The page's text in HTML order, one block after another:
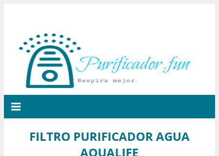
FILTRO PURIFICADOR AGUA
AQUALIFE